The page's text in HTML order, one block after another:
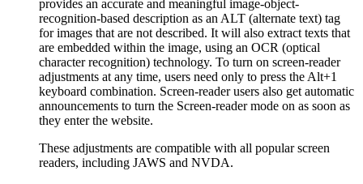
provides an accurate and meaningful image-object-
recognition-based description as an ALT (alternate text) tag
for images that are not described. It will also extract texts that
are embedded within the image, using an OCR (optical
character recognition) technology. To turn on screen-reader
adjustments at any time, users need only to press the Alt+1
keyboard combination. Screen-reader users also get automatic
announcements to turn the Screen-reader mode on as soon as
they enter the website.
These adjustments are compatible with all popular screen
readers, including JAWS and NVDA.